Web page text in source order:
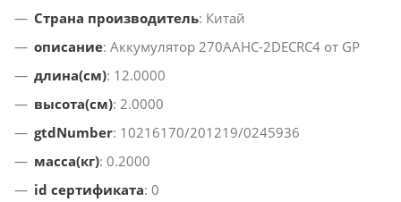
Страна производитель: Китай
описание: Аккумулятор 270AAHC-2DECRC4 от GP
длина(см): 12.0000
высота(см): 2.0000
gtdNumber: 10216170/201219/0245936
масса(кг): 0.2000
id сертификата: 0